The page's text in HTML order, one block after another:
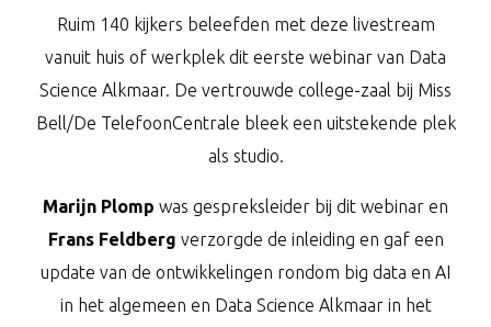
Ruim 140 kijkers beleefden met deze livestream
vanuit huis of werkplek dit eerste webinar van Data
Science Alkmaar. De vertrouwde college-zaal bij Miss
Bell/De TelefoonCentrale bleek een uitstekende plek
als studio.
Marijn Plomp was gespreksleider bij dit webinar en
Frans Feldberg verzorgde de inleiding en gaf een
update van de ontwikkelingen rondom big data en AI
in het algemeen en Data Science Alkmaar in het